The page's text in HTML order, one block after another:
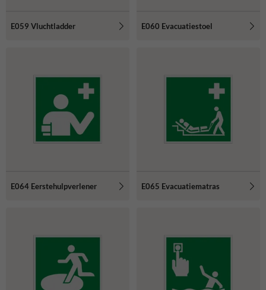
E059 Vluchtladder E060 Evacuatiestoel
E064 Eerstehulpverlener E065 Evacuatiematras